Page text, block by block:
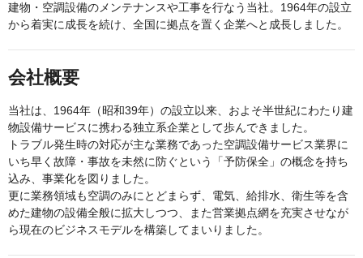
建物・空調設備のメンテナンスや工事を行なう当社。1964年の設立
から着実に成長を続け、全国に拠点を置く企業へと成長しました。
会社概要
当社は、1964年（昭和39年）の設立以来、およそ半世紀にわたり建
物設備サービスに携わる独立系企業として歩んできました。
トラブル発生時の対応が主な業務であった空調設備サービス業界に
いち早く故障・事故を未然に防ぐという「予防保全」の概念を持ち
込み、事業化を図りました。
更に業務領域も空調のみにとどまらず、電気、給排水、衛生等を含
めた建物の設備全般に拡大しつつ、また営業拠点網を充実させなが
ら現在のビジネスモデルを構築してまいりました。